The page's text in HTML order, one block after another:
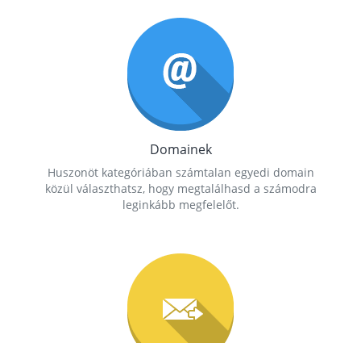
Domainek
Huszonöt kategóriában számtalan egyedi domain
közül választhatsz, hogy megtalálhasd a számodra
leginkább megfelelőt.